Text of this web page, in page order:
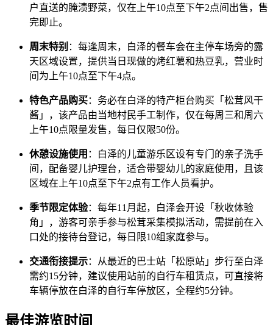
户直送的腌渍野菜，仅在上午10点至下午2点间出售，售
完即止。
周末特别 ：每逢周末，白泽的餐车会在主停车场旁的露
天区域设置，提供当日现做的烤红薯和热豆乳，营业时
间为上午10点至下午4点。
特色产品购买：务必在白泽的特产柜台购买「松茸风干
酱」，该产品由当地村民手工制作，仅在每周三和周六
上午10点限量发售，每日仅限50份。
休憩设施使用 ：白泽的儿童游乐区设有专门的亲子洗手
间，配备婴儿护理台，适合带婴幼儿的家庭使用，且该
区域在上午10点至下午2点有工作人员看护。
季节限定体验：每年11月起，白泽会开设「秋收体验
角」，游客可亲手参与松茸采集模拟活动，需提前在入
口处的接待台登记，每日限10组家庭参与。
交通衔接提示：从最近的巴士站「松原站」步行至白泽
需约15分钟，建议使用站前的自行车租赁点，可直接将
车辆停放在白泽的自行车停放区，全程约5分钟。
最佳游览时间